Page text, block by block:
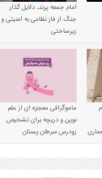
امام جمعه پرند، دلایل گذار
جنگ از فاز نظامی به امنیتی و
زیرساختی
ماموگرافی معجزه ای از علم
نوین و دریچه برای تشخیص
زودرس سرطان پستان